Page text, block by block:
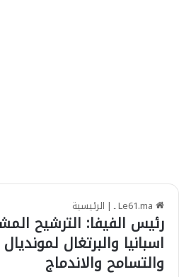
| الرئيسية
رئيس الفيفا: الترشيح
والتسامح والاندماج